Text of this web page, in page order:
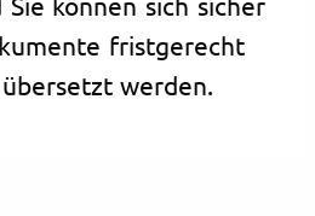
fristgerecht
werden.